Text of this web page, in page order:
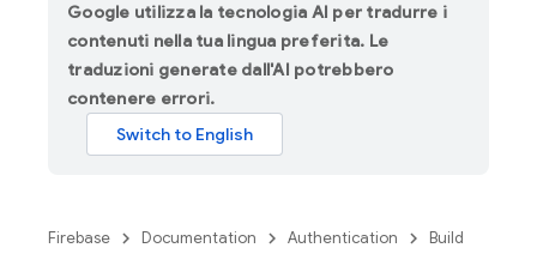
Google utilizza la tecnologia AI per tradurre i
contenuti nella tua lingua preferita. Le
traduzioni generate dall'AI potrebbero
contenere errori.
Firebase Documentation Authentication Build